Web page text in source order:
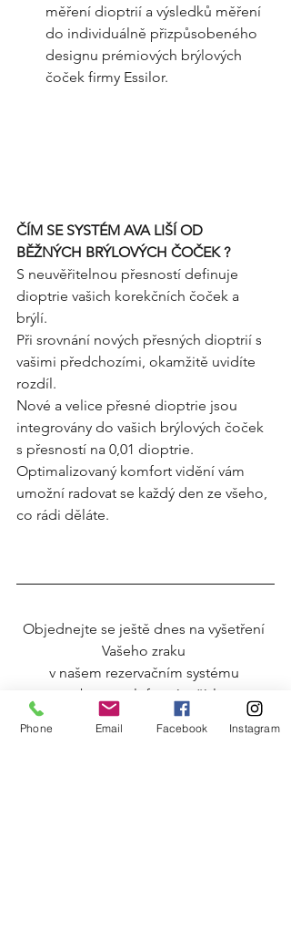
měření dioptrií a výsledků měření
do individuálně přizpůsobeného
designu prémiových brýlových
čoček firmy Essilor.
ČÍM SE SYSTÉM AVA LIŠÍ OD
BĚŽNÝCH BRÝLOVÝCH ČOČEK ?
S neuvěřitelnou přesností definuje
dioptrie vašich korekčních čoček a
brýlí.
Při srovnání nových přesných dioptrií s
vašimi předchozími, okamžitě uvidíte
rozdíl.
Nové a velice přesné dioptrie jsou
integrovány do vašich brýlových čoček
s přesností na 0,01 dioptrie.
Optimalizovaný komfort vidění vám
umožní radovat se každý den ze všeho,
co rádi děláte.
Objednejte se ještě dnes na vyšetření
Vašeho zraku
v našem rezervačním systému
nebo na telefonním čísle
+420 736752757.
Vaše oči si to zaslouží.
Phone Email Facebook Instagram